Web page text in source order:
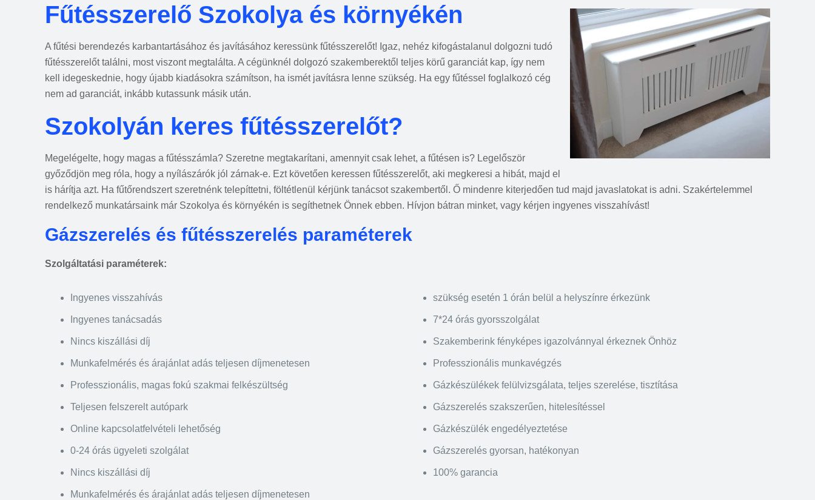
Fűtésszerelő Szokolya és környékén
A fűtési berendezés karbantartásához és javításához keressünk fűtésszerelőt! Igaz, nehéz kifogástalanul dolgozni tudó
fűtésszerelőt találni, most viszont megtalálta. A cégünknél dolgozó szakemberektől teljes körű garanciát kap, így nem
kell idegeskednie, hogy újabb kiadásokra számítson, ha ismét javításra lenne szükség. Ha egy fűtéssel foglalkozó cég
nem ad garanciát, inkább kutassunk másik után.
Szokolyán keres fűtésszerelőt?
Megelégelte, hogy magas a fűtésszámla? Szeretne megtakarítani, amennyit csak lehet, a fűtésen is? Legelőször
győződjön meg róla, hogy a nyílászárók jól zárnak-e. Ezt követően keressen fűtésszerelőt, aki megkeresi a hibát, majd el
is hárítja azt. Ha fűtőrendszert szeretnénk telepíttetni, föltétlenül kérjünk tanácsot szakembertől. Ő mindenre kiterjedően tud majd javaslatokat is adni. Szakértelemmel
rendelkező munkatársaink már Szokolya és környékén is segíthetnek Önnek ebben. Hívjon bátran minket, vagy kérjen ingyenes visszahívást!
Gázszerelés és fűtésszerelés paraméterek
Szolgáltatási paraméterek:
Ingyenes visszahívás
Ingyenes tanácsadás
Nincs kiszállási díj
Munkafelmérés és árajánlat adás teljesen díjmenetesen
Professzionális, magas fokú szakmai felkészültség
Teljesen felszerelt autópark
Online kapcsolatfelvételi lehetőség
0-24 órás ügyeleti szolgálat
Nincs kiszállási díj
Munkafelmérés és árajánlat adás teljesen díjmenetesen
szükség esetén 1 órán belül a helyszínre érkezünk
7*24 órás gyorsszolgálat
Szakemberink fényképes igazolvánnyal érkeznek Önhöz
Professzionális munkavégzés
Gázkészülékek felülvizsgálata, teljes szerelése, tisztítása
Gázszerelés szakszerűen, hitelesítéssel
Gázkészülék engedélyeztetése
Gázszerelés gyorsan, hatékonyan
100% garancia